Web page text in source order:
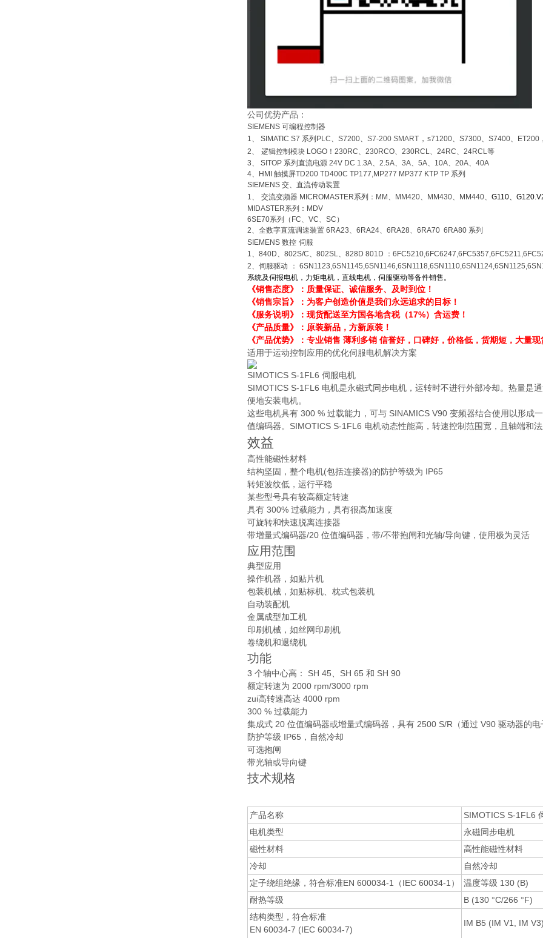
公司优势产品：
SIEMENS 可编程控制器
1、 SIMATIC S7 系列 PLC、 S7200、 S7-200 SMART ， s71200、 S7300、 S7400、
ET200
2、 逻辑控制模块 LOGO ！ 230RC、 230RCO、 230RCL、 24RC、 24RCL等
3、 SITOP 系列直流电源 24V DC 1.3A、 2.5A、 3A、 5A、 10A、 20A、 40A
4、 HMI 触摸屏TD200 TD400C TP177,MP277 MP377 KTP TP 系列
SIEMENS 交、直流传动装置
1、 交流变频器 MICROMASTER系列： MM 、 MM420、 MM430、 MM440、 G110、
MIDASTER系列： MDV
6SE70系列（ FC、 VC、 SC ）
2、全数字直流调速装置 6RA23、 6RA24、 6RA28、 6RA70 6RA80 系列
SIEMENS 数控 伺服
1、 840D、 802S/C、 802SL、 828D 801D ：
2、伺服驱动 ：
系统及伺报电机，力矩电机，直线电机，伺服驱动等备件销售。
《销售态度》：质量保证、诚信服务、及时到位！
《销售宗旨》：为客户创造价值是我们永远追求的目标！
《服务说明》：现货配送至方国各地含税（17%）含运费！
《产品质量》：原装新品，方新原装！
《产品优势》：专业销售 薄利多销 信誉好，口碑好，价格低，货期短，大量
适用于运动控制应用的优化伺服电机解决方案
SIMOTICS S-1FL6 伺服电机
SIMOTICS S-1FL6 电机是永磁式同步电机，运转时不进行外部冷却。热量是
便地安装电机。
这些电机具有 300 % 过载能力，可与 SINAMICS V90 变频器结合使用以形成
值编码器。SIMOTICS S-1FL6 电机动态性能高，转速控制范围宽，且轴端和
效益
高性能磁性材料
结构坚固，整个电机(包括连接器)的防护等级为 IP65
转矩波纹低，运行平稳
某些型号具有较高额定转速
具有 300% 过载能力，具有很高加速度
可旋转和快速脱离连接器
带增量式编码器/20 位值编码器，带/不带抱闸和光轴/导向键，使用极为灵活
应用范围
典型应用
操作机器，如贴片机
包装机械，如贴标机、枕式包装机
自动装配机
金属成型加工机
印刷机械，如丝网印刷机
卷绕机和退绕机
功能
3 个轴中心高： SH 45、SH 65 和 SH 90
额定转速为 2000 rpm/3000 rpm
zui高转速高达 4000 rpm
300 % 过载能力
集成式 20 位值编码器或增量式编码器，具有 2500 S/R（通过 V90 驱动器的
防护等级 IP65，自然冷却
可选抱闸
带光轴或导向键
技术规格
产品名称
SIMOTICS S-1FL6
电机类型
永磁同步电机
磁性材料
高性能磁性材料
冷却
自然冷却
定子绕组绝缘，符合标准EN 600034-1（IEC 60034-1）
温度等级 130 (B)
耐热等级
B (130 °C/266 °F)
结构类型，符合标准
EN 60034-7 (IEC 60034-7)
IM B5 (IM V1, IM